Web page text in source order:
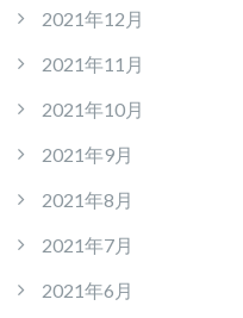
2021年12月
2021年11月
2021年10月
2021年9月
2021年8月
2021年7月
2021年6月